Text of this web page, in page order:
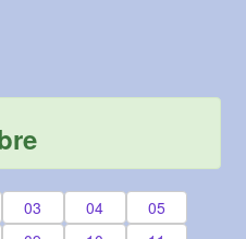
03 04
05